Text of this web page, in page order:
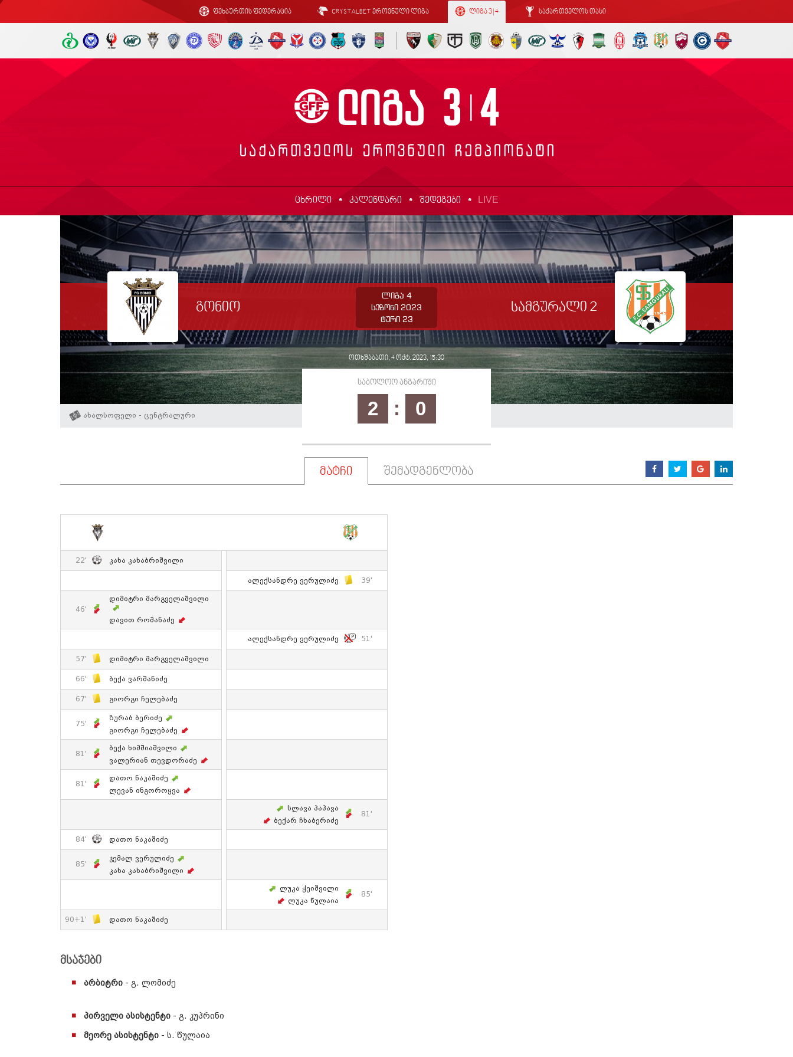
ფეხბურთის ფედერაცია CRYSTALBET ეროვნული ლიგა ლიგა 3 | 4 საქართველოს თასი
ცხრილი კალენდარი შედეგები LIVE
გონიო სამგურალი 2
ლიგა 4
სეზონი 2023
ტური 23
ოთხშაბათი, 4 ოქტ. 2023, 15:30
საბოლოო ანგარიში
2 : 0
ახალსოფელი - ცენტრალური
მატჩი შემადგენლობა
22' Კახა Კახაბრიშვილი
Ალექსანდრე Ვერულიძე 39'
46'
Დიმიტრი Მარგველაშვილი
Დავით Რომანაძე
Ალექსანდრე Ვერულიძე 51'
57' Დიმიტრი Მარგველაშვილი
66' Ბექა Ვარშანიძე
67' Გიორგი Ჩელებაძე
75'
Ზურაბ Ბერიძე
Გიორგი Ჩელებაძე
81'
Ბექა Ხიმშიაშვილი
Ვალერიან Თევდორაძე
81'
Დათო Ნაკაშიძე
Ლევან Ინგოროყვა
Სლავა Პაპავა
Ბექარ Ჩხაბერიძე
81'
84' Დათო Ნაკაშიძე
85'
Ჯემალ Ვერულიძე
Კახა Კახაბრიშვილი
Ლუკა Ჭეიშვილი
Ლუკა Წულაია
85'
90+1' Დათო Ნაკაშიძე
მსაჯები
არბიტრი - გ. ლომიძე
პირველი ასისტენტი - გ. კუპრინი
მეორე ასისტენტი - ს. წულაია